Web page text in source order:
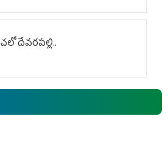
చలో దేవరపల్లి..